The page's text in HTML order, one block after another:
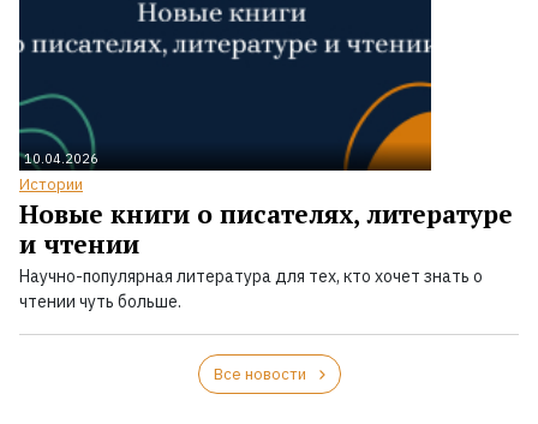
10.04.2026
Истории
Новые книги о писателях, литературе
и чтении
Научно-популярная литература для тех, кто хочет знать о
чтении чуть больше.
Все новости